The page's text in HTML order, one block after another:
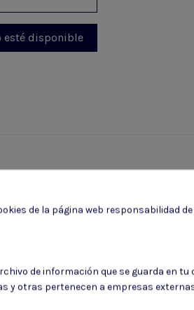
de baja en cualquier momento. Para ello,
de la página web responsabilidad
de información que se guarda en
y otras pertenecen a empresas